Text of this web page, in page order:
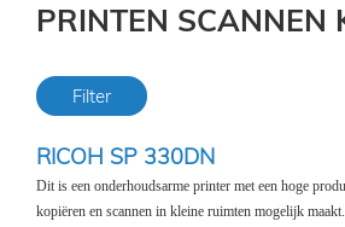
PRINTEN SCANNEN
Filter
RICOH SP 330DN
Dit is een onderhoudsarme printer met een hoge
kopiëren en scannen in kleine ruimten mogelijk